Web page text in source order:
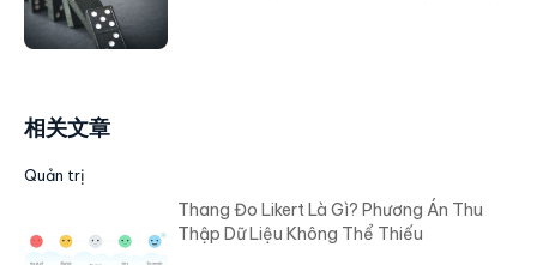
相关文章
Quản trị
Thang Đo Likert Là Gì? Phương Án Thu
Thập Dữ Liệu Không Thể Thiếu